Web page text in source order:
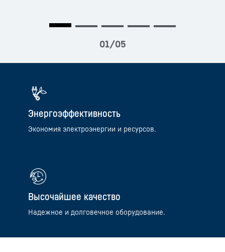
Энергоэффективность
Экономия электроэнергии и ресурсов.
Высочайшее качество
Надежное и долговечное оборудование.